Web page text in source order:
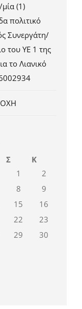
(1)
πολιτικό
Συνεργάτη/
του ΥΕ 1 της
το Λιανικό
Σ
Κ
1
2
8
9
15
16
22
23
29
30